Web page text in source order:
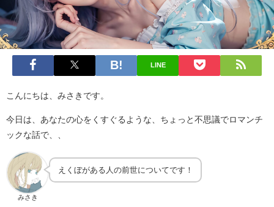
LINE
こんにちは、みさきです。
今日は、あなたの心をくすぐるような、ちょっと不思議でロマンチ
ックな話で、、
みさき
えくぼがある人の前世についてです！